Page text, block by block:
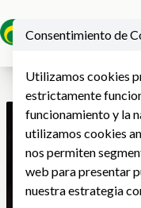
Consentimiento de
Utilizamos cookies
estrictamente
funcionamiento y la
utilizamos cookies
nos permiten
web para presentar
nuestra estrategia